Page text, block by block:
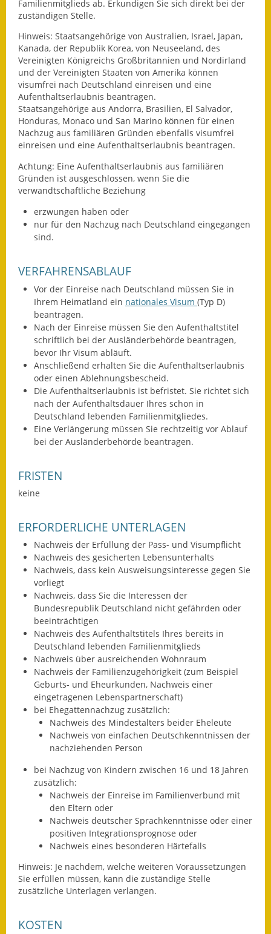
Was erledige ich wo?
Leben
Bauen und Wohnen
Baugebiete & Bauplätze
Bauwasser/Wasser/Abwasser
Bebauungspläne
Flächennutzungsplan
Landessanierungsprogramm
Mietspiegel
Rückstausicherung von
Gebäuden
Hochwassergefahrenkarte
Gemeindehalle und
Bürgerhaus
Bevölkerungsschutz
Kinderbetreuung
Ver- & Entsorgung
Breitbandausbau
Klimaschutzagentur
Freizeit
Feuerwehr
Freizeit- & Sportstätten
Gesundheit & Soziales
Kirchen
Termine &
Veranstaltungen
Vereine
Wirtschaft
Familienmitglieds ab. Erkundigen Sie sich direkt bei der
zuständigen Stelle.
Hinweis: Staatsangehörige von Australien, Israel, Japan,
Kanada, der Republik Korea, von Neuseeland, des
Vereinigten Königreichs Großbritannien und Nordirland
und der Vereinigten Staaten von Amerika können
visumfrei nach Deutschland einreisen und eine
Aufenthaltserlaubnis beantragen.
Staatsangehörige aus Andorra, Brasilien, El Salvador,
Honduras, Monaco und San Marino können für einen
Nachzug aus familiären Gründen ebenfalls visumfrei
einreisen und eine Aufenthaltserlaubnis beantragen.
Achtung: Eine Aufenthaltserlaubnis aus familiären
Gründen ist ausgeschlossen, wenn Sie die
verwandtschaftliche Beziehung
erzwungen haben oder
nur für den Nachzug nach Deutschland eingegangen
sind.
VERFAHRENSABLAUF
Vor der Einreise nach Deutschland müssen Sie in
Ihrem Heimatland ein nationales Visum (Typ D)
beantragen.
Nach der Einreise müssen Sie den Aufenthaltstitel
schriftlich bei der Ausländerbehörde beantragen,
bevor Ihr Visum abläuft.
Anschließend erhalten Sie die Aufenthaltserlaubnis
oder einen Ablehnungsbescheid.
Die Aufenthaltserlaubnis ist befristet. Sie richtet sich
nach der Aufenthaltsdauer Ihres schon in
Deutschland lebenden Familienmitgliedes.
Eine Verlängerung müssen Sie rechtzeitig vor Ablauf
bei der Ausländerbehörde beantragen.
FRISTEN
keine
ERFORDERLICHE UNTERLAGEN
Nachweis der Erfüllung der Pass- und Visumpflicht
Nachweis des gesicherten Lebensunterhalts
Nachweis, dass kein Ausweisungsinteresse gegen Sie
vorliegt
Nachweis, dass Sie die Interessen der
Bundesrepublik Deutschland nicht gefährden oder
beeinträchtigen
Nachweis des Aufenthaltstitels Ihres bereits in
Deutschland lebenden Familienmitglieds
Nachweis über ausreichenden Wohnraum
Nachweis der Familienzugehörigkeit (zum Beispiel
Geburts- und Eheurkunden, Nachweis einer
eingetragenen Lebenspartnerschaft)
bei Ehegattennachzug zusätzlich:
Nachweis des Mindestalters beider Eheleute
Nachweis von einfachen Deutschkenntnissen der
nachziehenden Person
bei Nachzug von Kindern zwischen 16 und 18 Jahren
zusätzlich:
Nachweis der Einreise im Familienverbund mit
den Eltern oder
Nachweis deutscher Sprachkenntnisse oder einer
positiven Integrationsprognose oder
Nachweis eines besonderen Härtefalls
Hinweis: Je nachdem, welche weiteren Voraussetzungen
Sie erfüllen müssen, kann die zuständige Stelle
zusätzliche Unterlagen verlangen.
KOSTEN